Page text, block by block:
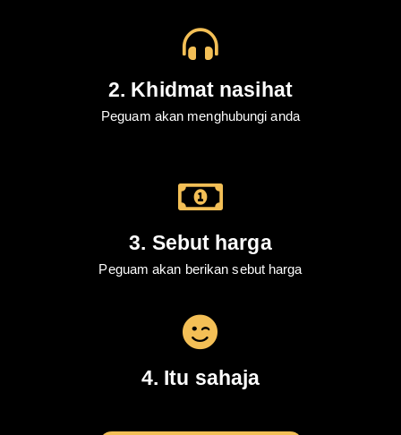
2. Khidmat nasihat
Peguam akan menghubungi anda
3. Sebut harga
Peguam akan berikan sebut harga
4. Itu sahaja